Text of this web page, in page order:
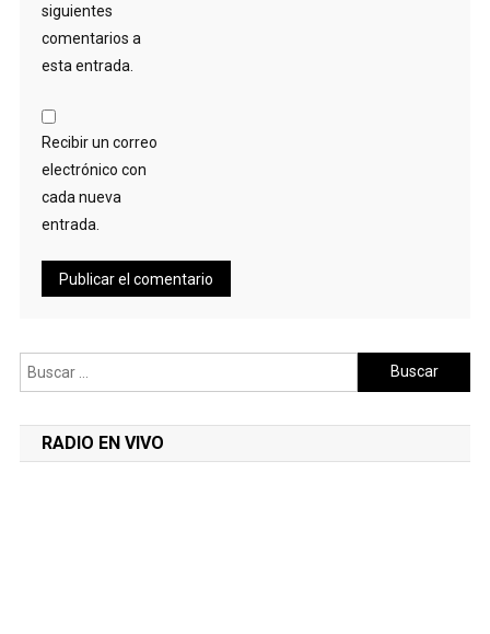
siguientes
comentarios a
esta entrada.
Recibir un correo
electrónico con
cada nueva
entrada.
Buscar:
RADIO EN VIVO